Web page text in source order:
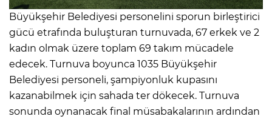
Büyükşehir Belediyesi personelini sporun birleştirici
gücü etrafında buluşturan turnuvada, 67 erkek ve 2
kadın olmak üzere toplam 69 takım mücadele
edecek. Turnuva boyunca 1035 Büyükşehir
Belediyesi personeli, şampiyonluk kupasını
kazanabilmek için sahada ter dökecek. Turnuva
sonunda oynanacak final müsabakalarının ardından